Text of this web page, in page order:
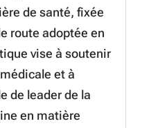
de santé, fixée
route adoptée en
vise à soutenir
et à
de leader de la
en matière